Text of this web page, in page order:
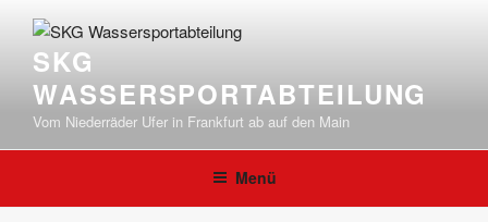
Inhalt
springenSKG
WASSERSPORTABTEILUNG
Vom Niederräder Ufer in Frankfurt ab auf den Main
Menü